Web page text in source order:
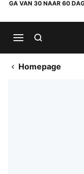
GA VAN 30 NAAR 60
Homepage